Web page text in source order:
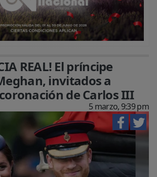
REAL! El príncipe
invitados a
de Carlos III
5 marzo, 9:39 pm